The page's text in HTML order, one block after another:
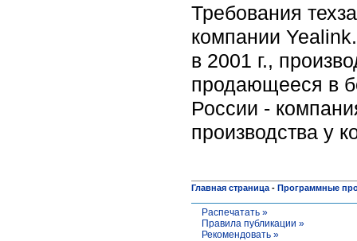
Требования
компании
в 2001 г.,
продающееся в
России -
производства у
Главная страница - Программные
Распечатать »
Правила публикации »
Рекомендовать »